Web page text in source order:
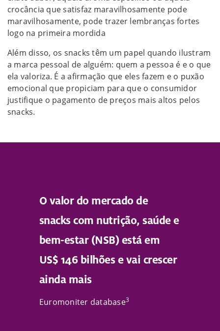
crocância que satisfaz maravilhosamente pode
maravilhosamente, pode trazer lembranças fortes
logo na primeira mordida
Além disso, os snacks têm um papel quando ilustram
a marca pessoal de alguém: quem a pessoa é e o que
ela valoriza. É a afirmação que eles fazem e o puxão
emocional que propiciam para que o consumidor
justifique o pagamento de preços mais altos pelos
snacks.
O valor do mercado de
snacks com nutrição, saúde e
bem-estar (NSB) está em
US$ 146 bilhões e vai crescer
ainda mais
Euromoniter database3